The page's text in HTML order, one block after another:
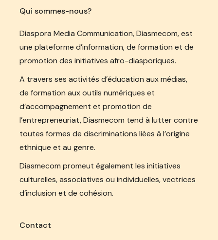
Qui sommes-nous?
Diaspora Media Communication, Diasmecom, est
une plateforme d’information, de formation et de
promotion des initiatives afro-diasporiques.
A travers ses activités d’éducation aux médias,
de formation aux outils numériques et
d’accompagnement et promotion de
l’entrepreneuriat, Diasmecom tend à lutter contre
toutes formes de discriminations liées à l’origine
ethnique et au genre.
Diasmecom promeut également les initiatives
culturelles, associatives ou individuelles, vectrices
d’inclusion et de cohésion.
Contact